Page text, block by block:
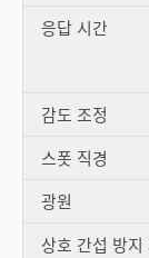
응답 시간
감도 조정
스폿 직경
광원
상호 간섭 방지